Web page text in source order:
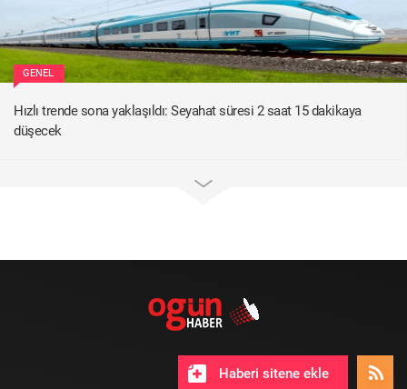
GENEL
Hızlı trende sona yaklaşıldı: Seyahat süresi 2 saat 15 dakikaya
düşecek
Haberi sitene ekle